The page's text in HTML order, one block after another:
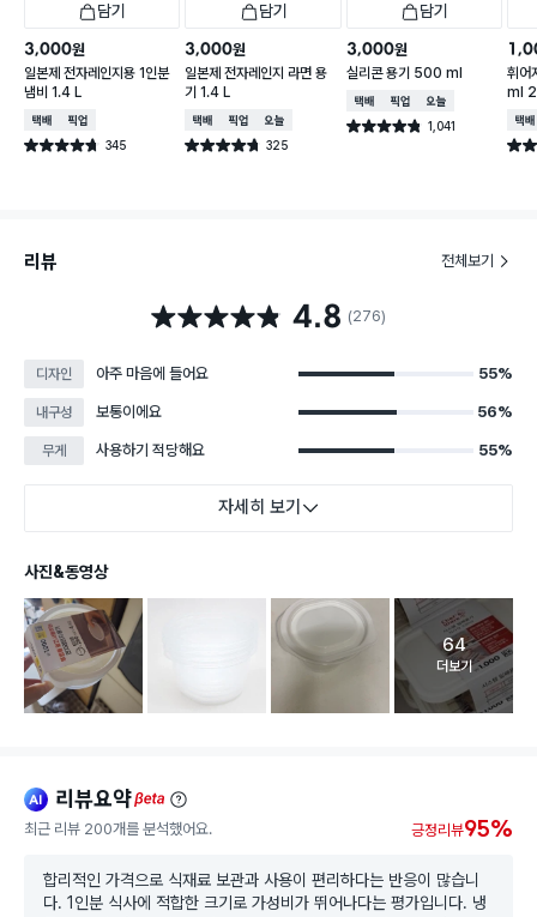
담기
3,000원
일본제 전자레인지용 1인분
냄비 1.4 L
택배배송매장픽업
별점 4.7점 345
건 작성
담기
3,000원
일본제 전자레인지 라면 용
기 1.4 L
택배배송매장픽업오늘배송
별점 4.7점 325
건 작성
담기
3,000원
실리콘 용기 500 ml
택배배송매장픽업오늘배송
별점 4.8점 1,041
건 작성
휘어
ml 2
택배
별점
리뷰 전체보기
별점 4.8점 4.8 (276)
디자인 아주 마음에 들어요 55%
내구성 보통이에요 56%
무게 사용하기 적당해요 55%
자세히 보기
사진&동영상
고객 리뷰
64
더보기
ai 리뷰요약beta
최근 리뷰 200개를 분석했어요. 긍정리뷰95%
합리적인 가격으로 식재료 보관과 사용이 편리하다는 반응이 많습니
다. 1인분 식사에 적합한 크기로 가성비가 뛰어나다는 평가입니다. 냉